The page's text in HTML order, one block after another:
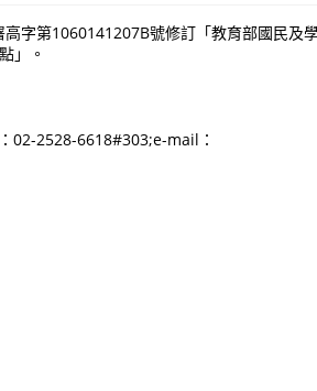
字第1060141207B號修訂「教育部國民及
」。
02-2528-6618#303;e-mail：